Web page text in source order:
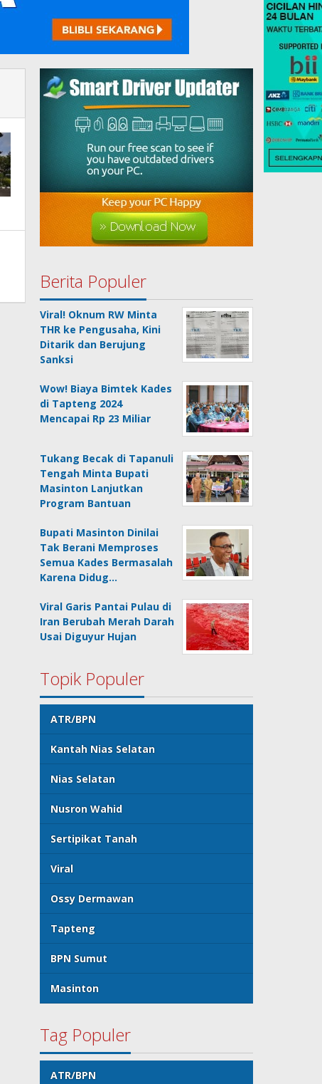
Berita Populer
Viral! Oknum RW Minta
THR ke Pengusaha, Kini
Ditarik dan Berujung
Sanksi
Wow! Biaya Bimtek Kades
di Tapteng 2024
Mencapai Rp 23 Miliar
Tukang Becak di Tapanuli
Tengah Minta Bupati
Masinton Lanjutkan
Program Bantuan
Bupati Masinton Dinilai
Tak Berani Memproses
Semua Kades Bermasalah
Karena Didug…
Viral Garis Pantai Pulau di
Iran Berubah Merah Darah
Usai Diguyur Hujan
Topik Populer
ATR/BPN
Kantah Nias Selatan
Nias Selatan
Nusron Wahid
Sertipikat Tanah
Viral
Ossy Dermawan
Tapteng
BPN Sumut
Masinton
Tag Populer
ATR/BPN